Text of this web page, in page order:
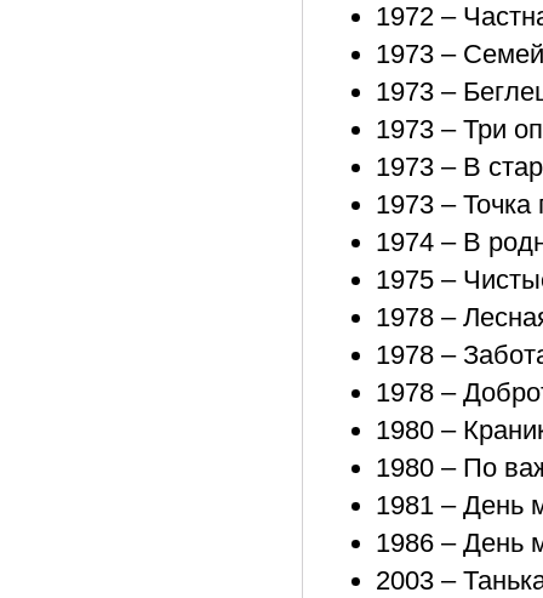
1972 –
1973 –
1973 –
1973 – Три
1973 – В
1973 – Точка
1974 – В
1975 –
1978 –
1978 –
1978 –
1980 –
1980 – По
1981 – День
1986 – День
2003 –